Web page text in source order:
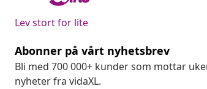
Lev stort for lite
Abonner på vårt nyhetsbrev
Bli med 700 000+ kunder som mottar
nyheter fra vidaXL.